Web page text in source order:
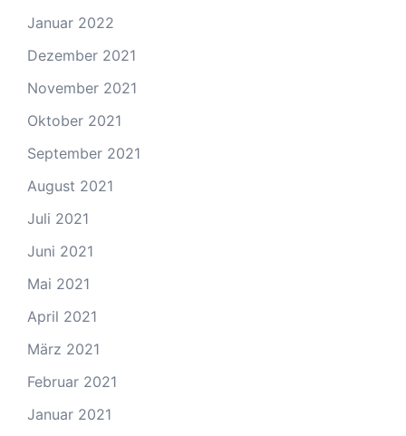
Januar 2022
Dezember 2021
November 2021
Oktober 2021
September 2021
August 2021
Juli 2021
Juni 2021
Mai 2021
April 2021
März 2021
Februar 2021
Januar 2021